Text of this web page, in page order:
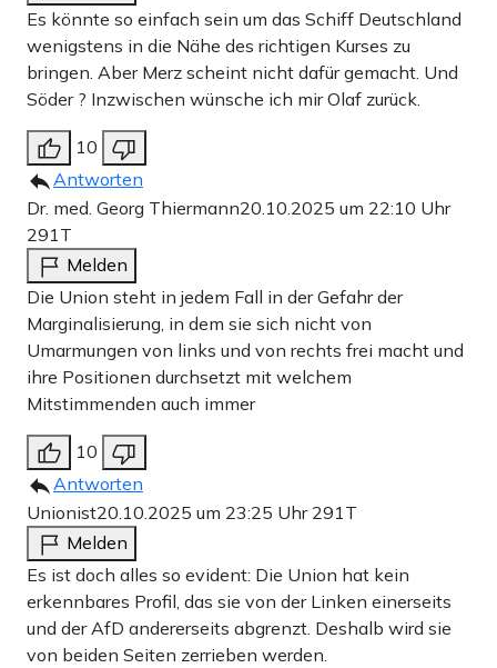
Es könnte so einfach sein um das Schiff Deutschland
wenigstens in die Nähe des richtigen Kurses zu
bringen. Aber Merz scheint nicht dafür gemacht. Und
Söder ? Inzwischen wünsche ich mir Olaf zurück.
10
Antworten
Dr. med. Georg Thiermann20.10.2025 um 22:10 Uhr
291T
Melden
Die Union steht in jedem Fall in der Gefahr der
Marginalisierung, in dem sie sich nicht von
Umarmungen von links und von rechts frei macht und
ihre Positionen durchsetzt mit welchem
Mitstimmenden auch immer
10
Antworten
Unionist20.10.2025 um 23:25 Uhr 291T
Melden
Es ist doch alles so evident: Die Union hat kein
erkennbares Profil, das sie von der Linken einerseits
und der AfD andererseits abgrenzt. Deshalb wird sie
von beiden Seiten zerrieben werden.